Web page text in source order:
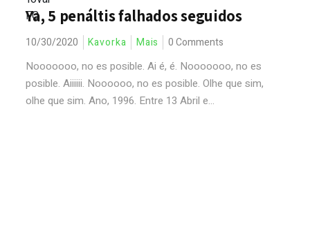
Ya, 5 penáltis falhados seguidos
10/30/2020 Kavorka Mais 0 Comments
Nooooooo, no es posible. Ai é, é. Nooooooo, no es
posible. Aiiiiii. Noooooo, no es posible. Olhe que sim,
olhe que sim. Ano, 1996. Entre 13 Abril e...